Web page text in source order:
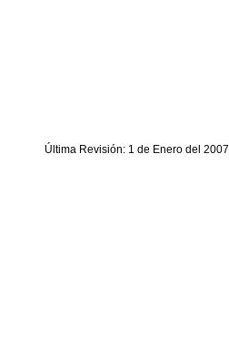
Última Revisión: 1 de Enero del 2007